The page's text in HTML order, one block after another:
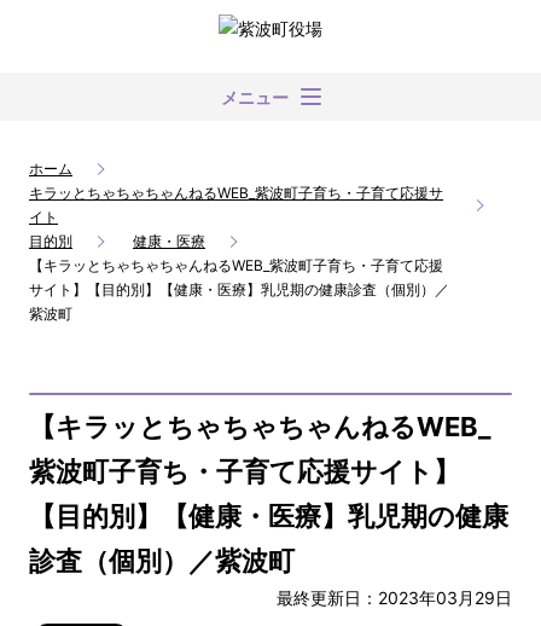
メニュー
ホーム
キラッとちゃちゃちゃんねるWEB_紫波町子育ち・子育て応援サ
イト
目的別
健康・医療
【キラッとちゃちゃちゃんねるWEB_紫波町子育ち・子育て応援
サイト】【目的別】【健康・医療】乳児期の健康診査（個別）／
紫波町
【キラッとちゃちゃちゃんねるWEB_
紫波町子育ち・子育て応援サイト】
【目的別】【健康・医療】乳児期の健康
診査（個別）／紫波町
最終更新日：2023年03月29日